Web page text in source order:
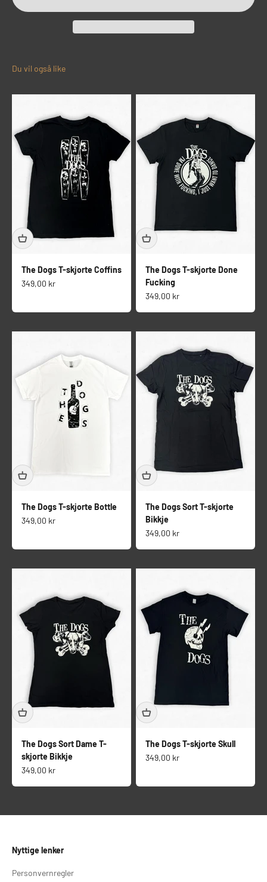
The Dogs T-skjorte Coffins
Salgspris
349,00 kr
The Dogs T-skjorte Done
Fucking
Salgspris
349,00 kr
The Dogs T-skjorte Bottle
Salgspris
349,00 kr
The Dogs Sort T-skjorte
Bikkje
Salgspris
349,00 kr
The Dogs Sort Dame T-
skjorte Bikkje
Salgspris
349,00 kr
The Dogs T-skjorte Skull
Salgspris
349,00 kr
Nyttige lenker
Personvernregler